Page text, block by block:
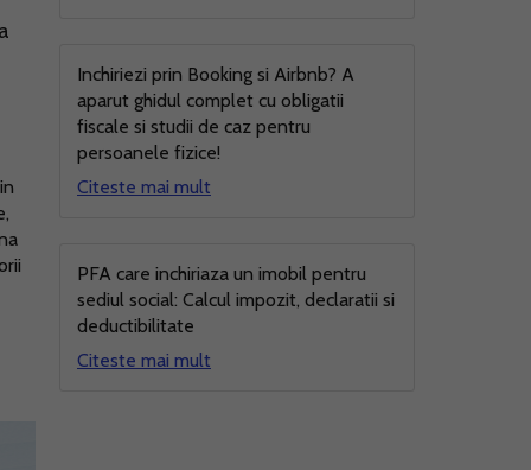
Inchiriezi prin Booking si Airbnb? A
aparut ghidul complet cu obligatii
fiscale si studii de caz pentru
persoanele fizice!
Citeste mai mult
PFA care inchiriaza un imobil pentru
sediul social: Calcul impozit, declaratii si
deductibilitate
Citeste mai mult